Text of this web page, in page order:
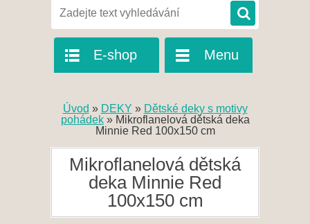
E-shop Menu
Úvod » DEKY » Dětské deky s motivy
pohádek » Mikroflanelová dětská deka
Minnie Red 100x150 cm
Mikroflanelová dětská
deka Minnie Red
100x150 cm